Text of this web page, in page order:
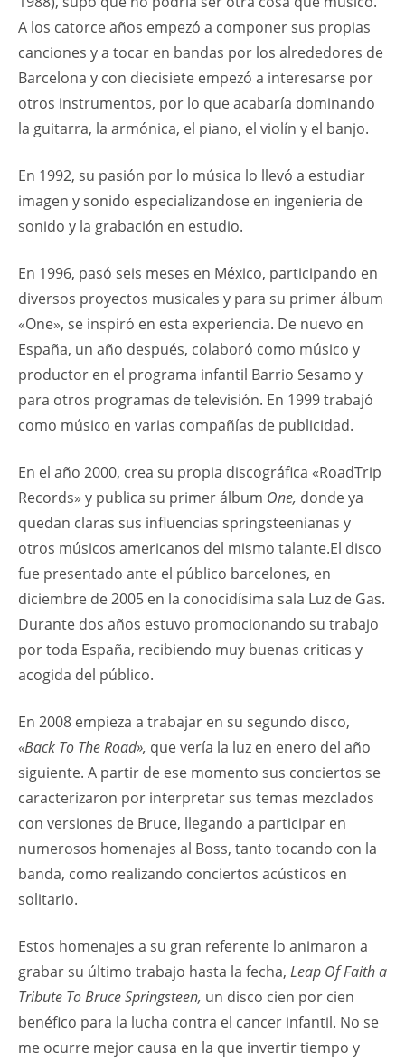
A los catorce años empezó a componer sus propias
canciones y a tocar en bandas por los alrededores de
Barcelona y con diecisiete empezó a interesarse por
otros instrumentos, por lo que acabaría dominando
la guitarra, la armónica, el piano, el violín y el banjo.
En 1992, su pasión por lo música lo llevó a estudiar
imagen y sonido especializandose en ingenieria de
sonido y la grabación en estudio.
En 1996, pasó seis meses en México, participando en
diversos proyectos musicales y para su primer álbum
«One», se inspiró en esta experiencia. De nuevo en
España, un año después, colaboró como músico y
productor en el programa infantil Barrio Sesamo y
para otros programas de televisión. En 1999 trabajó
como músico en varias compañías de publicidad.
En el año 2000, crea su propia discográfica «RoadTrip
Records» y publica su primer álbum One, donde ya
quedan claras sus influencias springsteenianas y
otros músicos americanos del mismo talante.El disco
fue presentado ante el público barcelones, en
diciembre de 2005 en la conocidísima sala Luz de Gas.
Durante dos años estuvo promocionando su trabajo
por toda España, recibiendo muy buenas criticas y
acogida del público.
En 2008 empieza a trabajar en su segundo disco,
«Back To The Road», que vería la luz en enero del año
siguiente. A partir de ese momento sus conciertos se
caracterizaron por interpretar sus temas mezclados
con versiones de Bruce, llegando a participar en
numerosos homenajes al Boss, tanto tocando con la
banda, como realizando conciertos acústicos en
solitario.
Estos homenajes a su gran referente lo animaron a
grabar su último trabajo hasta la fecha, Leap Of Faith a
Tribute To Bruce Springsteen, un disco cien por cien
benéfico para la lucha contra el cancer infantil. No se
me ocurre mejor causa en la que invertir tiempo y